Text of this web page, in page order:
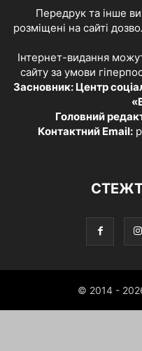
Передрук та інше
розміщені на сайті
Інтернет-видання
сайту за умови
Засновник: Центр
Головний
Контактний Email:
© 2014 -